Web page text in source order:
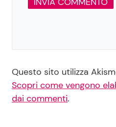
Questo sito utilizza
Scopri come vengono
dai commenti.